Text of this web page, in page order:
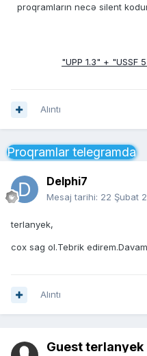
proqramların necə silent
"UPP 1.3" + "USSF
Alıntı
Proqramlar telegramda
Delphi7
Mesaj tarihi: 22 Şubat
terlanyek,
cox sag ol.Tebrik
Alıntı
Guest terlanyek